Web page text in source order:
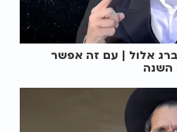
אלול | עם זה אפשר
השנה